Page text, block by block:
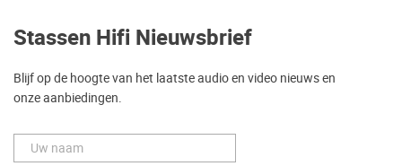
Stassen Hifi Nieuwsbrief
Blijf op de hoogte van het laatste audio en video nieuws en
onze aanbiedingen.